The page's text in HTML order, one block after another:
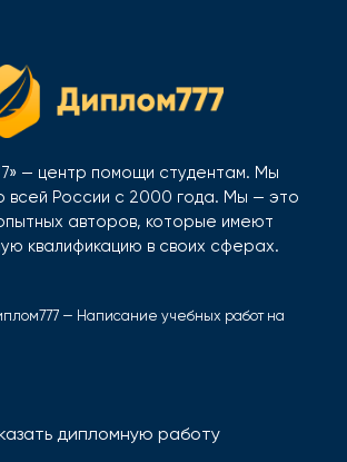
— центр помощи студентам. Мы
всей России с 2000 года. Мы — это
авторов, которые имеют
квалификацию в своих сферах.
— Написание учебных работ на
дипломную работу